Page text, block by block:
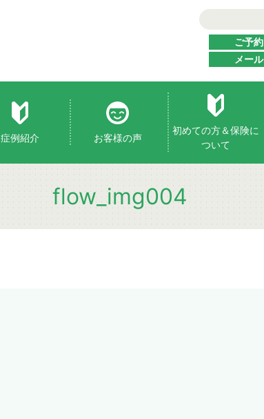
症例紹介 お客様の声
初めての方＆保険に
ついて
ご予約
メール
flow_img004